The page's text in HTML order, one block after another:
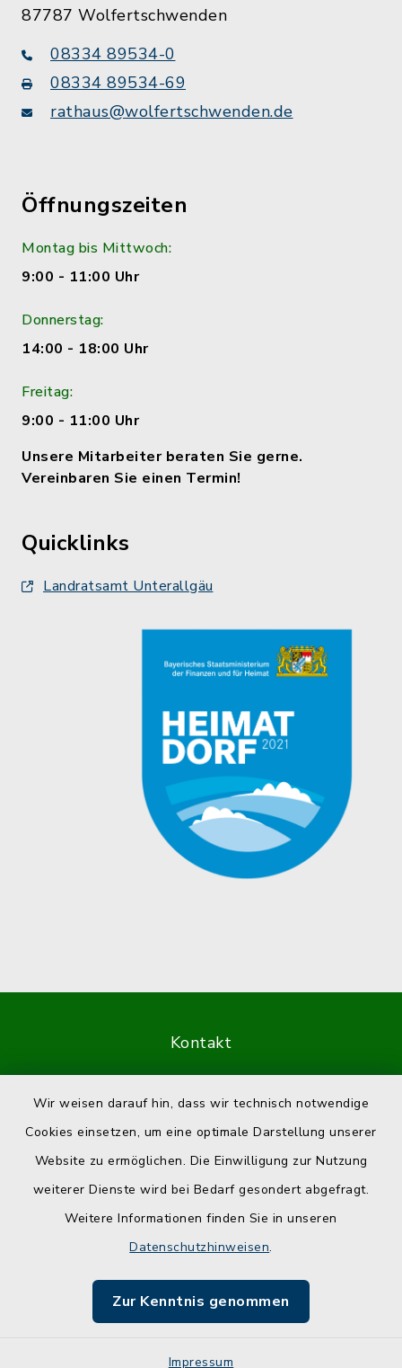
Wir weisen darauf hin, dass wir technisch notwendige
Cookies einsetzen, um eine optimale Darstellung unserer
Website zu ermöglichen. Die Einwilligung zur Nutzung
weiterer Dienste wird bei Bedarf gesondert abgefragt.
Weitere Informationen finden Sie in unseren
Datenschutzhinweisen.
Zur Kenntnis genommen
Impressum
87787 Wolfertschwenden
08334 89534-0
08334 89534-69
rathaus@wolfertschwenden.de
Öffnungszeiten
Montag bis Mittwoch:
9:00 - 11:00 Uhr
Donnerstag:
14:00 - 18:00 Uhr
Freitag:
9:00 - 11:00 Uhr
Unsere Mitarbeiter beraten Sie gerne.
Vereinbaren Sie einen Termin!
Quicklinks
Landratsamt Unterallgäu
Kontakt
Datenschutz
Impressum
Sitemap
Cookie-Einstellungen